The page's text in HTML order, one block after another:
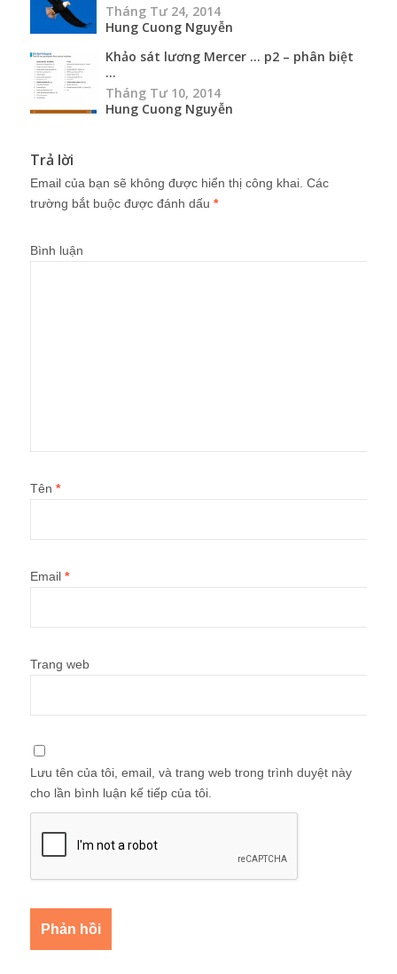
Tháng Tư 24, 2014
Hung Cuong Nguyễn
Khảo sát lương Mercer … p2 – phân biệt
...
Tháng Tư 10, 2014
Hung Cuong Nguyễn
Trả lời
Email của bạn sẽ không được hiển thị công khai. Các
trường bắt buộc được đánh dấu *
Bình luận
Tên *
Email *
Trang web
Lưu tên của tôi, email, và trang web trong trình duyệt này
cho lần bình luận kế tiếp của tôi.